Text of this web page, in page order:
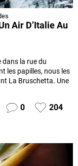
Air D’Italie Au
dans la rue du
les papilles, nous les
La Bruschetta. Une
0 204